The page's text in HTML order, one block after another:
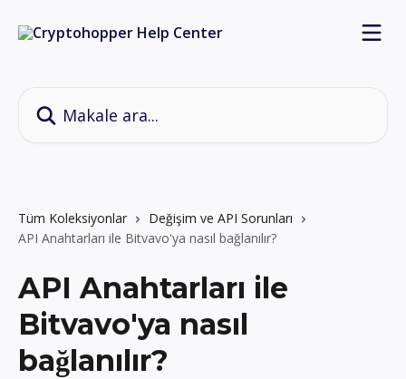
Tüm Koleksiyonlar
Değişim ve API Sorunları
API Anahtarları ile Bitvavo'ya nasıl bağlanılır?
API Anahtarları ile
Bitvavo'ya nasıl
bağlanılır?